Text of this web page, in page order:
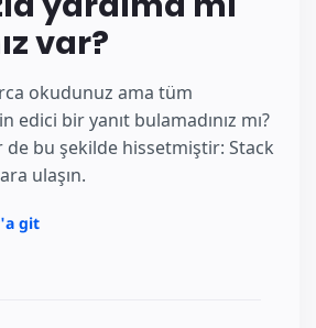
var?
okudunuz ama tüm
edici bir yanıt bulamadınız mı?
de bu şekilde hissetmiştir: Stack
ulaşın.
git